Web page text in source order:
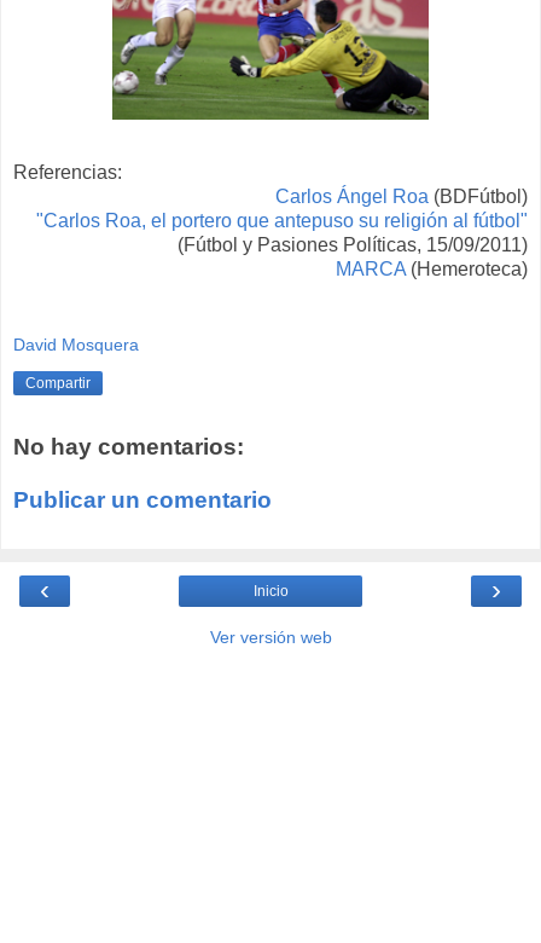
Referencias:
Carlos Ángel Roa (BDFútbol)
"Carlos Roa, el portero que antepuso su religión al fútbol"
(Fútbol y Pasiones Políticas, 15/09/2011)
MARCA (Hemeroteca)
David Mosquera
Compartir
No hay comentarios:
Publicar un comentario
‹ ›
Inicio
Ver versión web